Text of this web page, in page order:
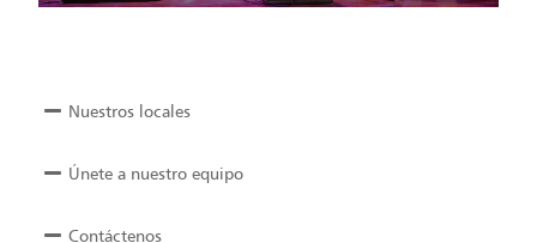
Nuestros locales
Únete a nuestro equipo
Contáctenos